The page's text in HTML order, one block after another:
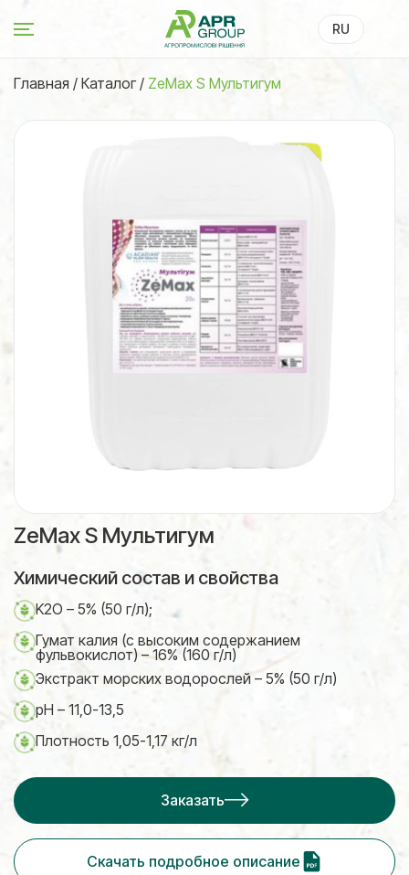
RU
Главная / Каталог/ ZeMax S Мультигум
ZeMax S Мультигум
Химический состав и свойства
K2O – 5% (50 г/л);
Гумат калия (с высоким содержанием
фульвокислот) – 16% (160 г/л)
Экстракт морских водорослей – 5% (50 г/л)
pH – 11,0-13,5
Плотность 1,05-1,17 кг/л
Заказать
Скачать подробное описание